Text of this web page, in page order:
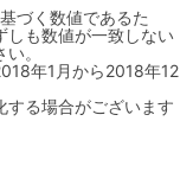
づく数値であるた
しも数値が一致しない
。
年1月から2018年12
する場合がございます